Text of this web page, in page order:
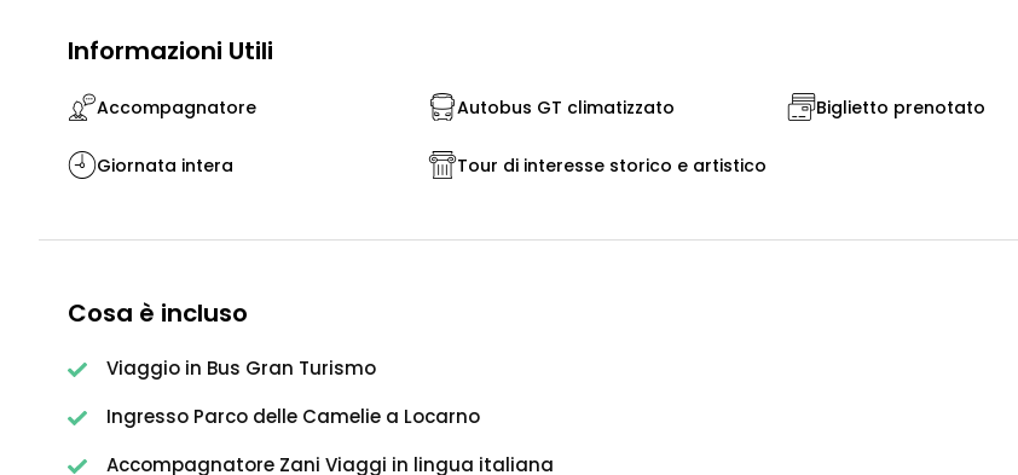
Informazioni Utili
Accompagnatore Autobus GT climatizzato Biglietto prenotato
Giornata intera Tour di interesse storico e artistico
Cosa è incluso
Viaggio in Bus Gran Turismo
Ingresso Parco delle Camelie a Locarno
Accompagnatore Zani Viaggi in lingua italiana